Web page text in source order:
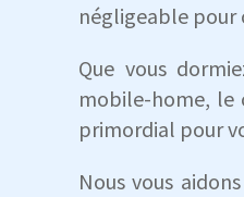
négligeable pour
Que vous
mobile-home, le
primordial pour
Nous vous